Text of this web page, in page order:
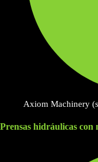
Axiom Machinery
Prensas hidráulicas con